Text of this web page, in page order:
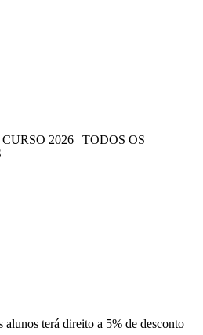
2026 | TODOS OS
alunos terá direito a 5% de desconto